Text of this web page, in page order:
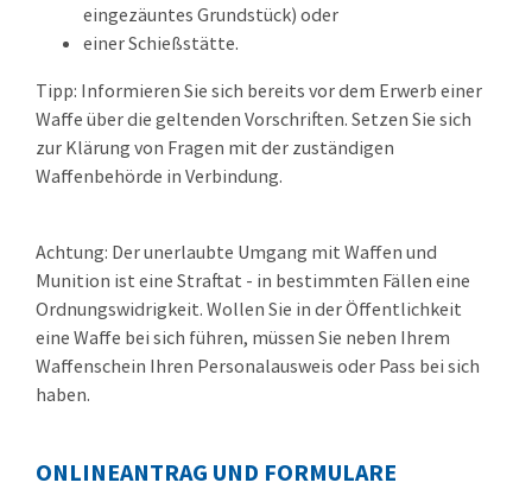
eingezäuntes Grundstück) oder
einer Schießstätte.
Tipp: Informieren Sie sich bereits vor dem Erwerb einer
Waffe über die geltenden Vorschriften. Setzen Sie sich
zur Klärung von Fragen mit der zuständigen
Waffenbehörde in Verbindung.
Achtung: Der unerlaubte Umgang mit Waffen und
Munition ist eine Straftat - in bestimmten Fällen eine
Ordnungswidrigkeit. Wollen Sie in der Öffentlichkeit
eine Waffe bei sich führen, müssen Sie neben Ihrem
Waffenschein Ihren Personalausweis oder Pass bei sich
haben.
ONLINEANTRAG UND FORMULARE